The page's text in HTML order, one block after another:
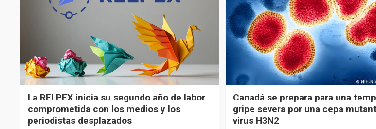
La RELPEX inicia su segundo año de labor
comprometida con los medios y los
periodistas desplazados
Canadá se prepara para una
gripe severa por una cepa
virus H3N2